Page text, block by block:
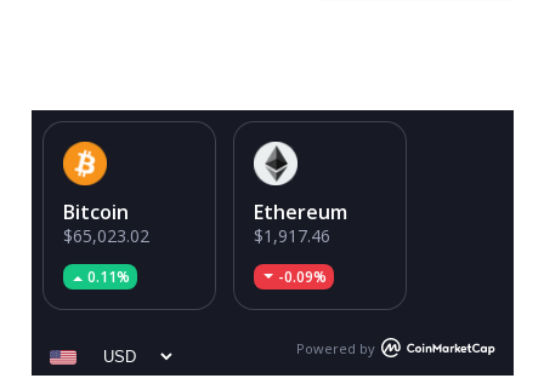
Bitcoin
$65,023.02
0.11%
Ethereum
$1,917.46
-0.09%
Powered by